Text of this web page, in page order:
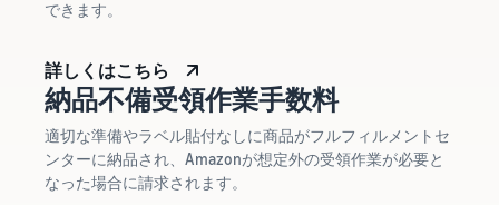
できます。
詳しくはこちら
納品不備受領作業手数料
適切な準備やラベル貼付なしに商品がフルフィルメントセ
ンターに納品され、Amazonが想定外の受領作業が必要と
なった場合に請求されます。